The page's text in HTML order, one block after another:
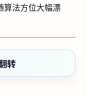
法方位大幅漂
转